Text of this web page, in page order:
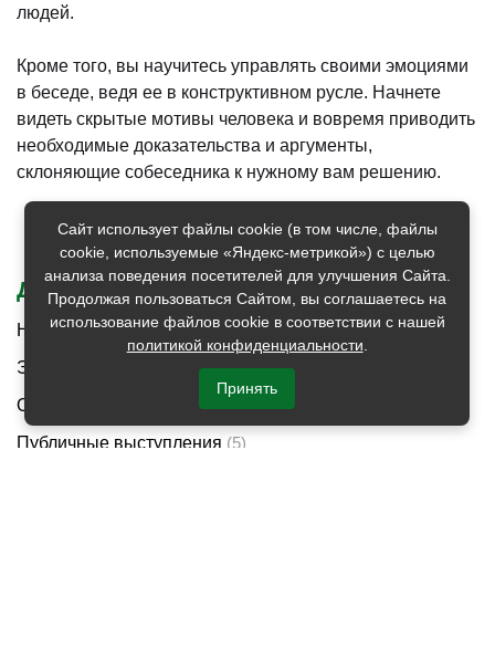
людей.
Кроме того, вы научитесь управлять своими эмоциями
в беседе, ведя ее в конструктивном русле. Начнете
видеть скрытые мотивы человека и вовремя приводить
необходимые доказательства и аргументы,
склоняющие собеседника к нужному вам решению.
ДРУГИЕ НАПРАВЛЕНИЯ КУРСОВ
Навыки делового общения (26)
Эффективные переговоры (40)
Ораторское искусство
(14)
Публичные выступления (5)
Сайт использует файлы cookie (в том числе, файлы
cookie, используемые «Яндекс-метрикой») с целью
анализа поведения посетителей для улучшения Сайта.
Продолжая пользоваться Сайтом, вы соглашаетесь на
использование файлов cookie в соответствии с нашей
политикой конфиденциальности
Принять